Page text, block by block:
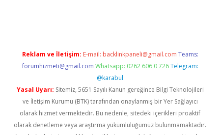
Reklam ve İletişim: E-mail: backlinkpaneli@gmail.com Teams:
forumhizmeti@gmail.com Whatsapp: 0262 606 0 726 Telegram:
@karabul
Yasal Uyarı: Sitemiz, 5651 Sayılı Kanun gereğince Bilgi Teknolojileri
ve İletişim Kurumu (BTK) tarafından onaylanmış bir Yer Sağlayıcı
olarak hizmet vermektedir. Bu nedenle, sitedeki içerikleri proaktif
olarak denetleme veya araştırma yükümlülüğümüz bulunmamaktadır.